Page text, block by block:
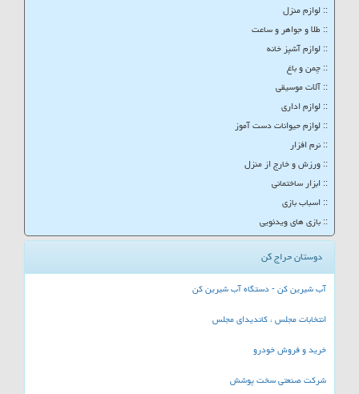
:: لوازم منزل
:: طلا و جواهر و ساعت
:: لوازم آشپز خانه
:: چمن و باغ
:: آلات موسیقی
:: لوازم اداری
:: لوازم حیوانات دست آموز
:: نرم افزار
:: ورزش و خارج از منزل
:: ابزار ساختمانی
:: اسباب بازی
:: بازی های ویدئویی
دوستان حراج کن
آب شیرین کن - دستگاه آب شیرین کن
انتخابات مجلس ، کاندیدای مجلس
خرید و فروش خودرو
شرکت صنعتی سخت پوشش